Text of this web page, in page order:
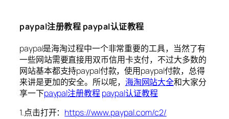
paypal注册教程 paypal认证教程
paypal是海淘过程中一个非常重要的工具，当然了有
一些网站需要直接用双币信用卡支付，不过大多数的
网站基本都支持paypal付款，使用paypal付款，总得
来讲是更加的安全。所以呢， 海淘网站大全和大家分
享一下paypal注册教程 paypal认证教程
1.点击打开： https://www.paypal.com/c2/